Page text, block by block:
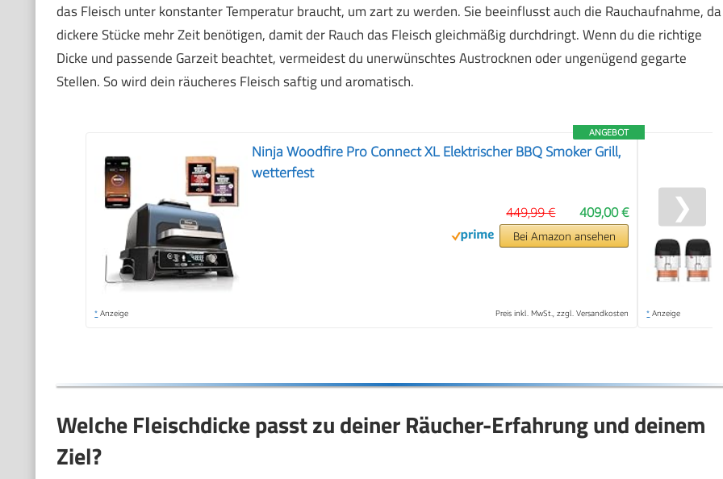
das Fleisch unter konstanter Temperatur braucht, um zart zu werden. Sie beeinflusst auch die Rauchaufnahme, da
dickere Stücke mehr Zeit benötigen, damit der Rauch das Fleisch gleichmäßig durchdringt. Wenn du die richtige
Dicke und passende Garzeit beachtet, vermeidest du unerwünschtes Austrocknen oder ungenügend gegarte
Stellen. So wird dein räucheres Fleisch saftig und aromatisch.
ANGEBOT
Ninja Woodfire Pro Connect XL Elektrischer BBQ Smoker Grill,
wetterfest
409,00 €
449,99 €
Bei Amazon ansehen
* Anzeige Preis inkl. MwSt., zzgl. Versandkosten * Anzeige
❯
Welche Fleischdicke passt zu deiner Räucher-Erfahrung und deinem
Ziel?